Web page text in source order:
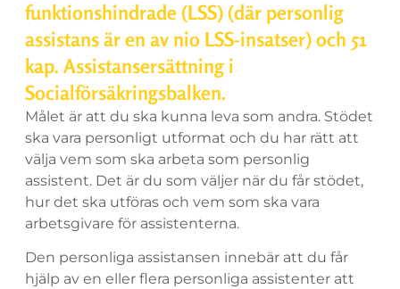
funktionshindrade (LSS) (där personlig
assistans är en av nio LSS-insatser) och 51
kap. Assistansersättning i
Socialförsäkringsbalken.
Målet är att du ska kunna leva som andra. Stödet
ska vara personligt utformat och du har rätt att
välja vem som ska arbeta som personlig
assistent. Det är du som väljer när du får stödet,
hur det ska utföras och vem som ska vara
arbetsgivare för assistenterna.
Den personliga assistansen innebär att du får
hjälp av en eller flera personliga assistenter att